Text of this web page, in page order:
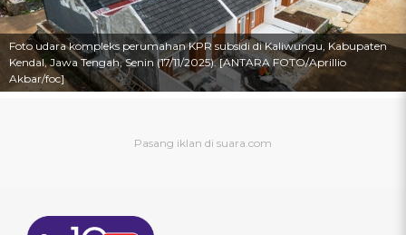
Foto udara kompleks perumahan KPR subsidi di Kaliwungu, Kabupaten
Kendal, Jawa Tengah, Senin (17/11/2025). [ANTARA FOTO/Aprillio
Akbar/foc]